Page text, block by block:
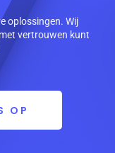
oplossingen. Wij
vertrouwen kunt
OP